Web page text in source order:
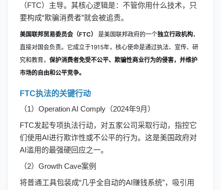
（FTC）主导。其核心逻辑是：不管你用什么技术，只
要构成“欺骗消费者”就会被追责。
美国联邦贸易委员会（FTC） 是美国联邦政府的一个独立行政机构，
直接对国会负责。它成立于1915年，核心使命是通过执法、宣传、研
究和教育， 保护消费者免受不公平、欺骗性商业行为的侵害，并维护
市场的自由和公平竞争。
FTC执法的关键行动
（1）Operation AI Comply（2024年9月）
FTC发起专项执法行动，对五家公司采取行动，指控它
们使用AI进行欺诈性或不公平的行为。这是美国政府对
AI滥用的最强硬回应之一。
（2）Growth Cave案例
将普通工具包装成“几乎全自动的AI赚钱系统”，吸引用